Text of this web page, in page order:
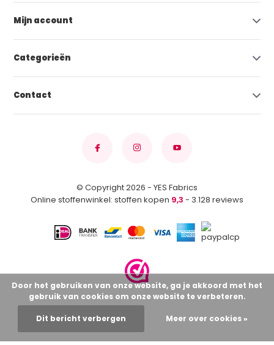
Mijn account
Categorieën
Contact
© Copyright 2026 - YES Fabrics
Online stoffenwinkel: stoffen kopen 9,3 - 3.128 reviews
Door het gebruiken van onze website, ga je akkoord met het
gebruik van cookies om onze website te verbeteren.
Dit bericht verbergen Meer over cookies »